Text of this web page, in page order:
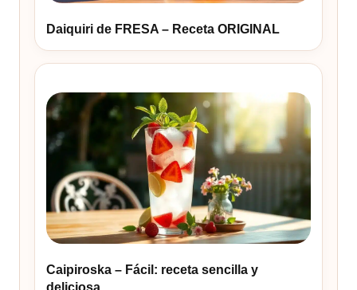
Daiquiri de FRESA – Receta ORIGINAL
Caipiroska – Fácil: receta sencilla y